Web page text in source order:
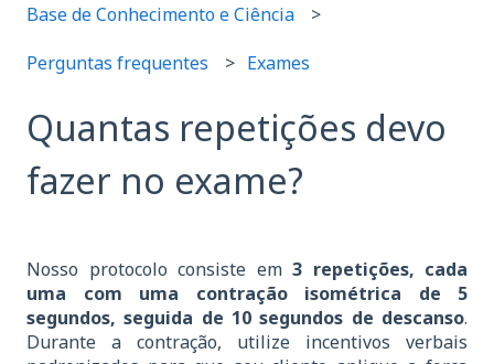
Base de Conhecimento e Ciência
Perguntas frequentes Exames
Quantas repetições devo
fazer no exame?
Nosso protocolo consiste em 3 repetições, cada
uma com uma contração isométrica de 5
segundos, seguida de 10 segundos de descanso.
Durante a contração, utilize incentivos verbais